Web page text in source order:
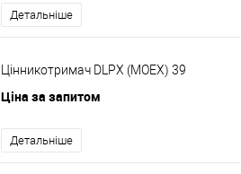
Детальніше
Цінникотримач DLPX (MOEX) 39
Ціна за запитом
Детальніше